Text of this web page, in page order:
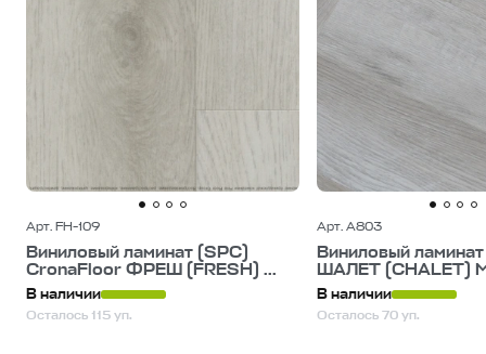
Арт. FH-109
Виниловый ламинат (SPC)
CronaFloor ФРЕШ (FRESH) ...
В наличии
Осталось 115 уп.
Арт. A803
Виниловый
ШАЛЕТ (CHALET)
В наличии
Осталось 70 уп.